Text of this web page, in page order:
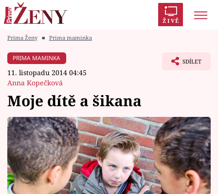
ŽIVĚ
Módní alarm
Zrádci
Témata
Celebrity
Vztahy
Prima Ženy ■ Prima maminka
PRIMA MAMINKA
11. listopadu 2014 04:45
Anna Kopečková
SDÍLET
Moje dítě a šikana